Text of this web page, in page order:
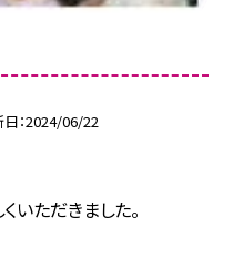
日 2024/06/22
いただきました。